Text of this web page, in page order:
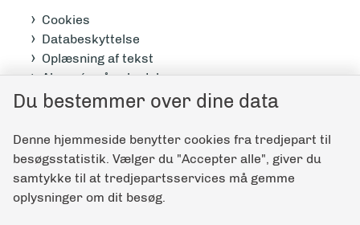
Cookies
Databeskyttelse
Oplæsning af tekst
Abonnér på nyhedsbrev
Tilgængelighedserklæring
Giv feedback til denne side
Du bestemmer over dine data
Denne hjemmeside benytter cookies fra tredjepart til
besøgsstatistik. Vælger du "Accepter alle", giver du
samtykke til at tredjepartsservices må gemme
oplysninger om dit besøg.